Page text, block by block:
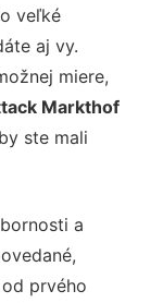
veľké
aj vy.
miere,
Markthof
ste mali
a
prvého